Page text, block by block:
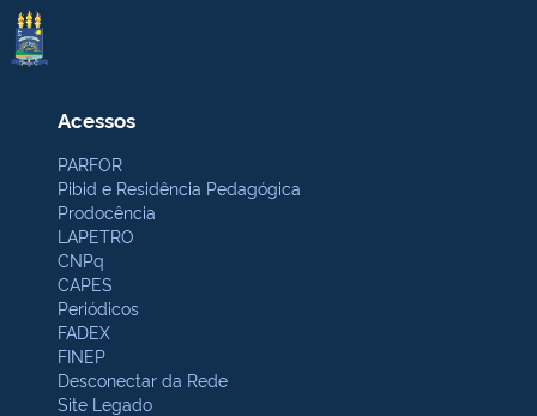
Acessos
PARFOR
Pibid e Residência Pedagógica
Prodocência
LAPETRO
CNPq
CAPES
Periódicos
FADEX
FINEP
Desconectar da Rede
Site Legado